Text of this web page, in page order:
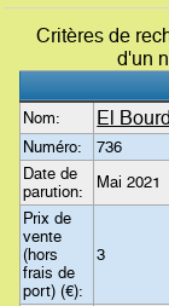
Critères de
d'un
Nom: El
Numéro:
736
Date de
parution:
Mai 2021
Prix de
vente
(hors
frais de
port) (€):
3